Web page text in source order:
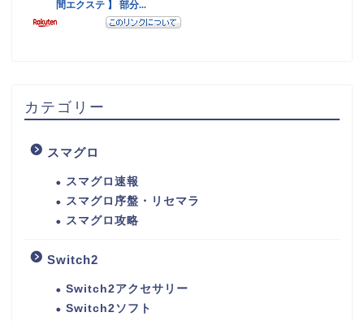
カテゴリー
スマグロ
スマグロ速報
スマグロ序盤・リセマラ
スマグロ攻略
Switch2
Switch2アクセサリー
Switch2ソフト